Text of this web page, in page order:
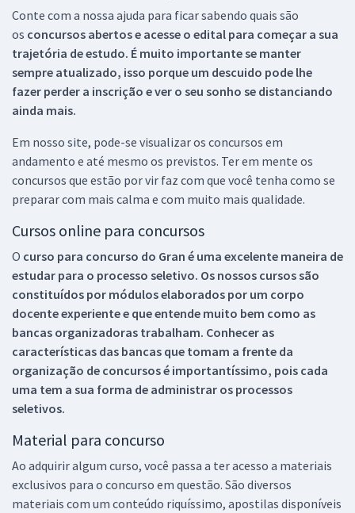
Conte com a nossa ajuda para ficar sabendo quais são
os concursos abertos e acesse o edital para começar a sua
trajetória de estudo. É muito importante se manter
sempre atualizado, isso porque um descuido pode lhe
fazer perder a inscrição e ver o seu sonho se distanciando
ainda mais.
Em nosso site, pode-se visualizar os concursos em
andamento e até mesmo os previstos. Ter em mente os
concursos que estão por vir faz com que você tenha como se
preparar com mais calma e com muito mais qualidade.
Cursos online para concursos
O curso para concurso do Gran é uma excelente maneira de
estudar para o processo seletivo. Os nossos cursos são
constituídos por módulos elaborados por um corpo
docente experiente e que entende muito bem como as
bancas organizadoras trabalham. Conhecer as
características das bancas que tomam a frente da
organização de concursos é importantíssimo, pois cada
uma tem a sua forma de administrar os processos
seletivos.
Material para concurso
Ao adquirir algum curso, você passa a ter acesso a materiais
exclusivos para o concurso em questão. São diversos
materiais com um conteúdo riquíssimo, apostilas disponíveis